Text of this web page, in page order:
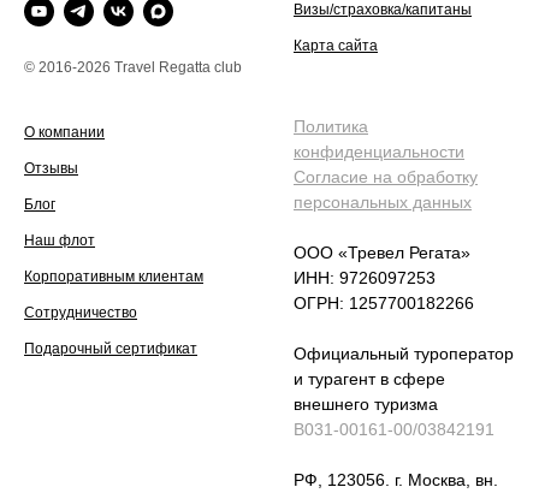
© 2016-2026 Travel Regatta club
Визы/страховка/капитаны
Карта сайта
О компании
Отзывы
Блог
Наш флот
Корпоративным клиентам
Сотрудничество
Подарочный сертификат
Политика
конфиденциальности
Согласие на обработку
персональных данных
ООО «Тревел Регата»
ИНН: 9726097253
ОГРН: 1257700182266
Официальный туроператор
и турагент в сфере
внешнего туризма
В031-00161-00/03842191
РФ, 123056. г. Москва, вн.